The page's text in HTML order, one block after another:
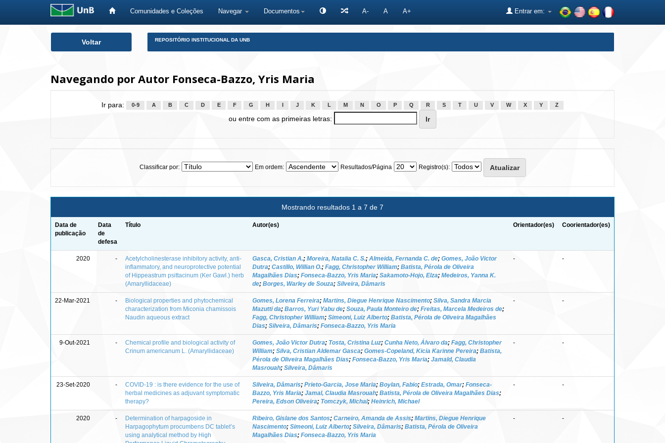
Comunidades e Coleções Navegar Documentos A- A A+ Entrar em:
Voltar REPOSITÓRIO INSTITUCIONAL DA UNB
Navegando por Autor Fonseca-Bazzo, Yris Maria
Ir para: 0-9 A B C D E F G H J K L M N O P Q R S T U V W X Y Z
ou entre com as primeiras letras:
Classificar por: Em ordem: Resultados/Página Registro(s):
Mostrando resultados 1 a 7 de 7
Data de
publicação
Data
de
defesa
Título Autor(es) Orientador(es) Coorientador(es)
2020 -
Acetylcholinesterase inhibitory activity, anti-
inflammatory, and neuroprotective potential
of Hippeastrum psittacinum (Ker Gawl.) herb
(Amaryllidaceae)
Gasca, Cristian A.; Moreira, Natalia C. S.; Almeida, Fernanda C. de; Gomes, João Victor
Dutra; Castillo, Willian O.; Fagg, Christopher William; Batista, Pérola de Oliveira
Magalhães Dias; Fonseca-Bazzo, Yris Maria; Sakamoto-Hojo, Elza; Medeiros, Yanna K.
de; Borges, Warley de Souza; Silveira, Dâmaris
- -
22-Mar-2021 -
Biological properties and phytochemical
characterization from Miconia chamissois
Naudin aqueous extract
Gomes, Lorena Ferreira; Martins, Diegue Henrique Nascimento; Silva, Sandra Marcia
Mazutti da; Barros, Yuri Yabu de; Souza, Paula Monteiro de; Freitas, Marcela Medeiros de;
Fagg, Christopher William; Simeoni, Luiz Alberto; Batista, Pérola de Oliveira Magalhães
Dias; Silveira, Dâmaris; Fonseca-Bazzo, Yris Maria
- -
9-Out-2021 -
Chemical profile and biological activity of
Crinum americanum L. (Amaryllidaceae)
Gomes, João Victor Dutra; Tosta, Cristina Luz; Cunha Neto, Álvaro da; Fagg, Christopher
William; Silva, Cristian Aldemar Gasca; Gomes-Copeland, Kicia Karinne Pereira; Batista,
Pérola de Oliveira Magalhães Dias; Fonseca-Bazzo, Yris Maria; Jamald, Claudia
Masrouah; Silveira, Dâmaris
- -
23-Set-2020 -
COVID-19 : is there evidence for the use of
herbal medicines as adjuvant symptomatic
therapy?
Silveira, Dâmaris; Prieto-Garcia, Jose Maria; Boylan, Fabio; Estrada, Omar; Fonseca-
Bazzo, Yris Maria; Jamal, Claudia Masrouah; Batista, Pérola de Oliveira Magalhães Dias;
Pereira, Edson Oliveira; Tomczyk, Michal; Heinrich, Michael
- -
2020 -
Determination of harpagoside in
Harpagophytum procumbens DC tablet’s
using analytical method by High
Ribeiro, Gislane dos Santos; Carneiro, Amanda de Assis; Martins, Diegue Henrique
Nascimento; Simeoni, Luiz Alberto; Silveira, Dâmaris; Batista, Pérola de Oliveira
Magalhães Dias; Fonseca-Bazzo, Yris Maria
- -